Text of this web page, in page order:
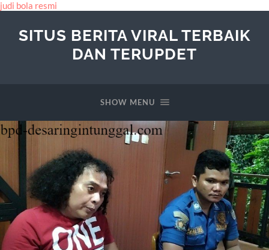
judi bola resmi
SITUS BERITA VIRAL TERBAIK
DAN TERUPDET
SHOW MENU